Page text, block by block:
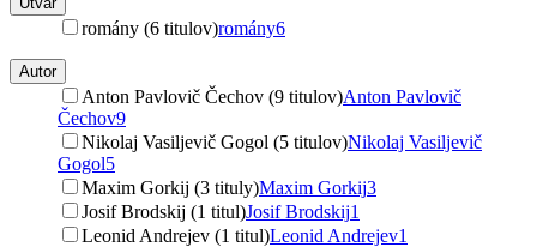
romány (6 titulov)romány6
Autor
Anton Pavlovič Čechov (9 titulov)Anton Pavlovič
Čechov9
Nikolaj Vasiljevič Gogol (5 titulov)Nikolaj Vasiljevič
Gogol5
Maxim Gorkij (3 tituly)Maxim Gorkij3
Josif Brodskij (1 titul)Josif Brodskij1
Leonid Andrejev (1 titul)Leonid Andrejev1